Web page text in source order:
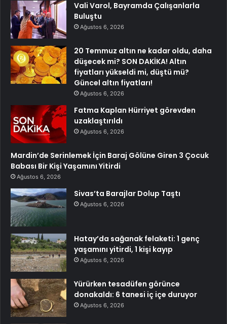
Vali Varol, Bayramda Çalışanlarla
Buluştu
Ağustos 6, 2026
20 Temmuz altın ne kadar oldu, daha
düşecek mi? SON DAKİKA! Altın
fiyatları yükseldi mi, düştü mü?
Güncel altın fiyatları!
Ağustos 6, 2026
Fatma Kaplan Hürriyet görevden
uzaklaştırıldı
Ağustos 6, 2026
Mardin’de Serinlemek İçin Baraj Gölüne Giren 3 Çocuk
Babası Bir Kişi Yaşamını Yitirdi
Ağustos 6, 2026
Sivas’ta Barajlar Dolup Taştı
Ağustos 6, 2026
Hatay’da sağanak felaketi: 1 genç
yaşamını yitirdi, 1 kişi kayıp
Ağustos 6, 2026
Yürürken tesadüfen görünce
donakaldı: 6 tanesi iç içe duruyor
Ağustos 6, 2026